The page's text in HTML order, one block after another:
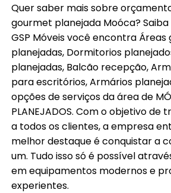
Quer saber mais sobre
gourmet planejada Moóca?
GSP Móveis você encontra
planejadas, Dormitorios
planejadas, Balcão recepção,
para escritórios, Armários
opções de serviços da área de
PLANEJADOS. Com o objetivo de
a todos os clientes, a empresa
melhor destaque é conquistar a
um. Tudo isso só é possível
em equipamentos modernos e
experientes.